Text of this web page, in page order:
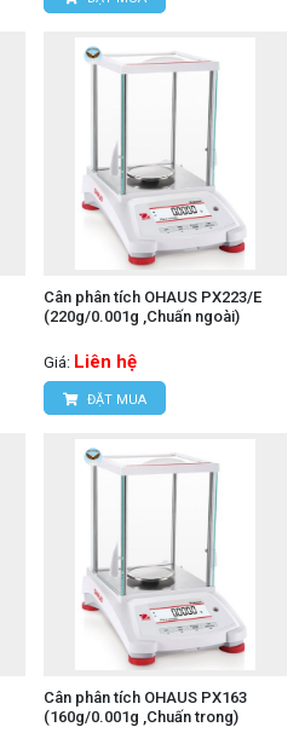
Cân phân tích OHAUS PX223/E
(220g/0.001g ,Chuấn ngoài)
Giá: Liên hệ
ĐẶT MUA
Cân phân tích OHAUS PX163
(160g/0.001g ,Chuấn trong)